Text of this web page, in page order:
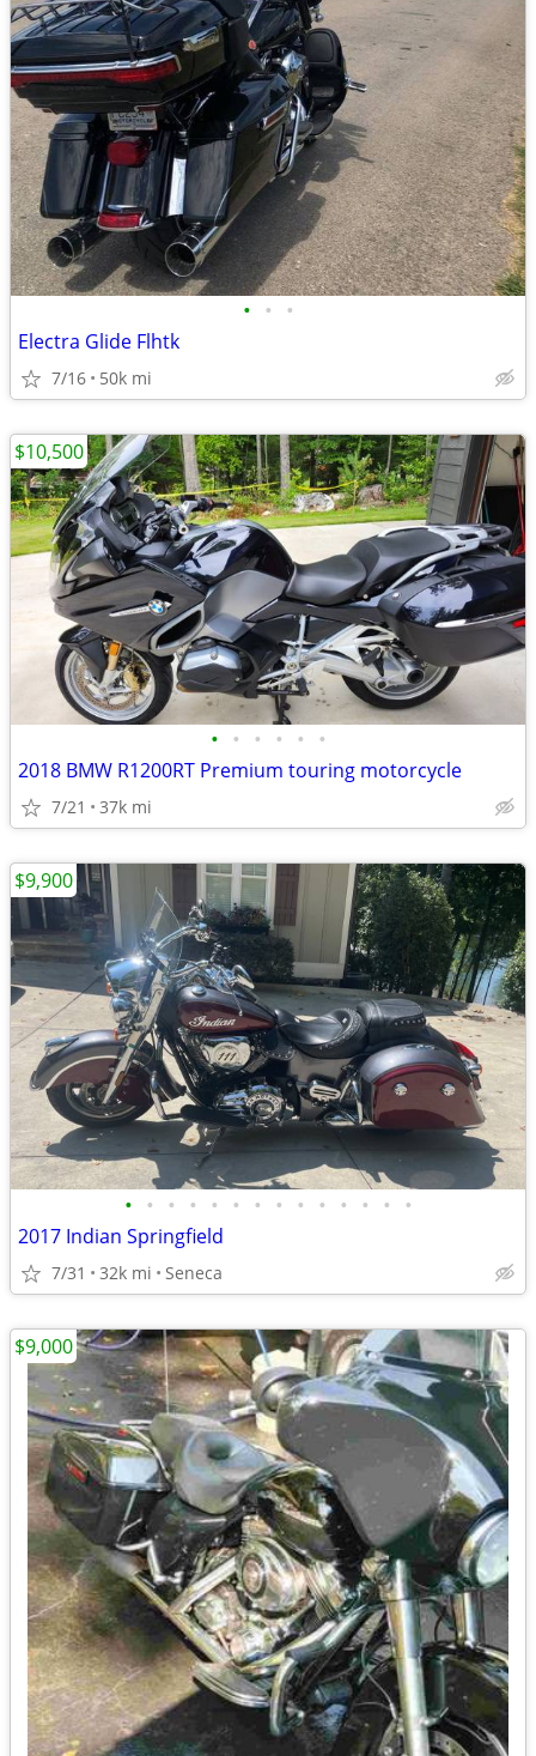
• • •
Electra Glide Flhtk
7/16 50k mi
• • • • • •
2018 BMW R1200RT Premium touring motorcycle
7/21 37k mi
$10,500
• • • • • • • • • • • • • •
2017 Indian Springfield
7/31 32k mi Seneca
$9,900
$9,000